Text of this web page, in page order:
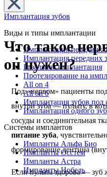
Имплантация зубов
Виды и типы имплантации
Имплантация передних
Имплантация передних
Базальная имплантация
Протезирование на
All on 4
All on 6
Имплантация зубов под
Имплантация одного
Системы имплантов
Импланты Альфа Био
Импланты Осстем
Импланты Астра
Импланты Нобель
Что такое
он нужен?
Под «нервом» пациенты
внутри зуба — пульпу, в
сосуды и соединительная
питание зуба,
формирование дентина
Если пульпа здорова —